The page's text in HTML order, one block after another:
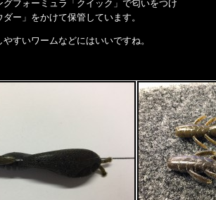
フォーミュラ「クイック」で匂いをつけ
ー」をかけて保管しています。
すいワームなどにはいいですね。